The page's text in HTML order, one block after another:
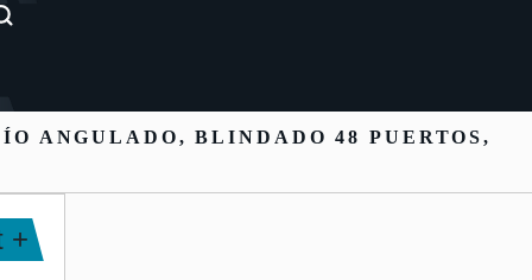
ANGULADO, BLINDADO 48 PUERTOS,
+